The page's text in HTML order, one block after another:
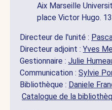
Aix Marseille
place Victor Hugo.
Directeur de l'unité :
Directeur adjoint : Yves
Gestionnaire : Julie
Communication : Sylvie
Bibliothèque : Daniele
Catalogue de la